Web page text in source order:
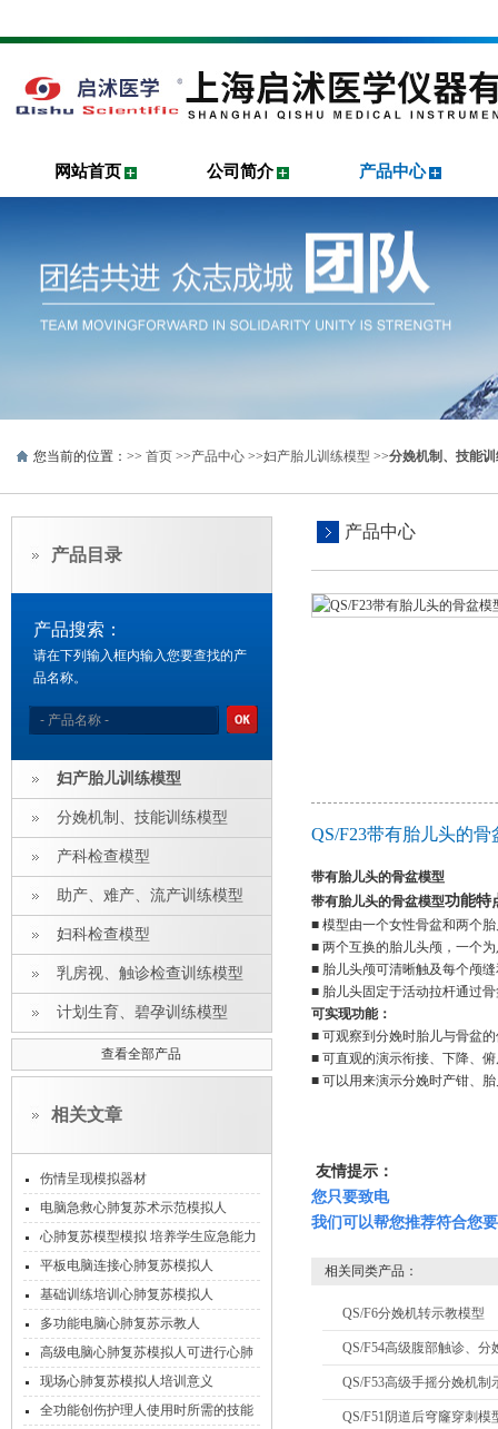
网站首页 公司简介 产品中心
您当前的位置：>> 首页 >>产品中心 >>妇产胎儿训练模型 >>分娩机制、技能
产品中心
QS/F23带有胎儿头的
带有胎儿头的骨盆模型
带有胎儿头的骨盆模型功能特
■ 模型由一个女性骨盆和两个
■ 两个互换的胎儿头颅，一个
■ 胎儿头颅可清晰触及每个颅
■ 胎儿头固定于活动拉杆通过
可实现功能：
■ 可观察到分娩时胎儿与骨盆
■ 可直观的演示衔接、下降、
■ 可以用来演示分娩时产钳、
友情提示：
您只要致电
我们可以帮您推荐符合您
相关同类产品：
QS/F6分娩机转示教模型
QS/F54高级腹部触诊、分
QS/F53高级手摇分娩机制
QS/F51阴道后穹窿穿刺模
产品目录
产品搜索：
请在下列输入框内输入您要查找的产
品名称。
妇产胎儿训练模型
分娩机制、技能训练模型
产科检查模型
助产、难产、流产训练模型
妇科检查模型
乳房视、触诊检查训练模型
计划生育、碧孕训练模型
查看全部产品
相关文章
伤情呈现模拟器材
电脑急救心肺复苏术示范模拟人
心肺复苏模型模拟 培养学生应急能力
平板电脑连接心肺复苏模拟人
基础训练培训心肺复苏模拟人
多功能电脑心肺复苏示教人
高级电脑心肺复苏模拟人可进行心肺
复苏训练、模式考核和实战考核
现场心肺复苏模拟人培训意义
全功能创伤护理人使用时所需的技能